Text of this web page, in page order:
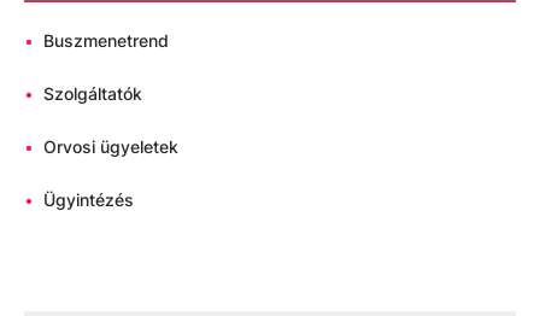
• Buszmenetrend
• Szolgáltatók
• Orvosi ügyeletek
• Ügyintézés